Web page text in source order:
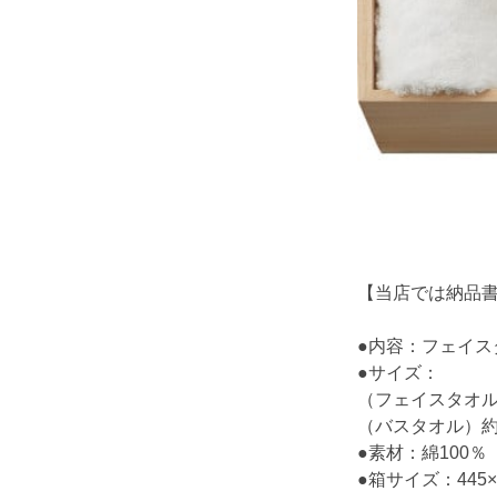
【当店では納品
●内容：フェイ
●サイズ：
（フェイスタオ
（バスタオル）
●素材：綿100％
●箱サイズ：